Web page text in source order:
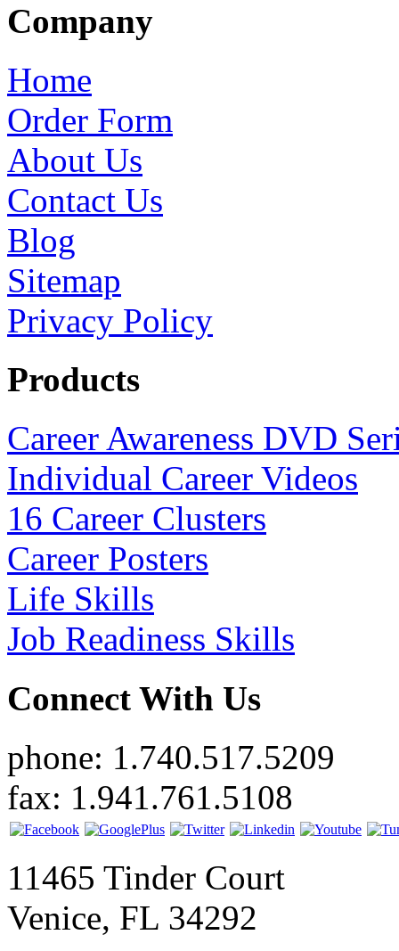
Company
Home
Order Form
About Us
Contact Us
Blog
Sitemap
Privacy Policy
Products
Career Awareness DVD
Individual Career Videos
16 Career Clusters
Career Posters
Life Skills
Job Readiness Skills
Connect With Us
phone: 1.740.517.5209
fax: 1.941.761.5108
11465 Tinder Court
Venice, FL 34292